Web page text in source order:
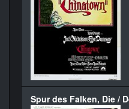
Spur des Falken, Die /